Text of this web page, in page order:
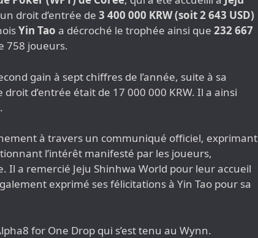
droit d’entrée de 3 400 000 KRW (soit 2 643 USD)
Yin Tao a décroché le trophée ainsi que 232 667
758 joueurs.
gain à sept chiffres de l’année, suite à sa
d’entrée était de 17 000 000 KRW. Il a ainsi
à travers un communiqué officiel, exprimant
l’intérêt manifesté par les joueurs,
Il a remercié Jeju Shinhwa World pour leur accueil
exprimé ses félicitations à Yin Tao pour sa
for One Drop qui s’est tenu au Wynn.